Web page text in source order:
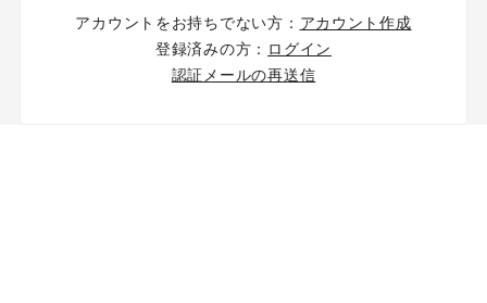
アカウントをお持ちでない方： アカウント作成
登録済みの方： ログイン
認証メールの再送信